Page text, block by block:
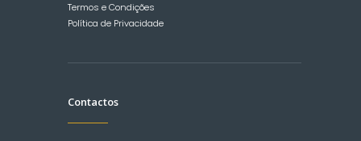
Termos e Condições
Política de Privacidade
Contactos